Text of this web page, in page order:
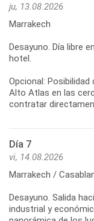
ju, 13.08.2026
Marrakech
Desayuno. Día libre
hotel.
Opcional:
Alto Atlas en las
contratar
Día 7
vi, 14.08.2026
Marrakech /
Desayuno. Salida
industrial y